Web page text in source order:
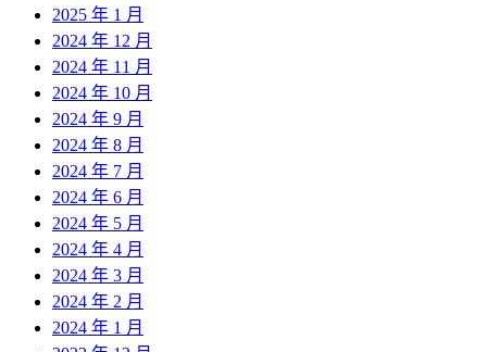
2025 年 1 月
2024 年 12 月
2024 年 11 月
2024 年 10 月
2024 年 9 月
2024 年 8 月
2024 年 7 月
2024 年 6 月
2024 年 5 月
2024 年 4 月
2024 年 3 月
2024 年 2 月
2024 年 1 月